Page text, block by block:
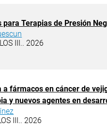
Terapias de Presión
III.. 2026
fármacos en cáncer de
y nuevos agentes en
III.. 2026